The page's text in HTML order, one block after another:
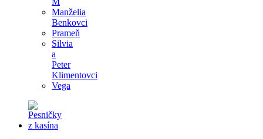
Manželia
Benkovci
Prameň
Silvia
a
Peter
Klimentovci
Vega